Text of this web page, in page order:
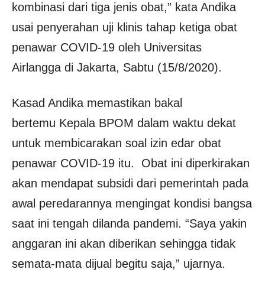
kombinasi dari tiga jenis obat,” kata Andika
usai penyerahan uji klinis tahap ketiga obat
penawar COVID-19 oleh Universitas
Airlangga di Jakarta, Sabtu (15/8/2020).
Kasad Andika memastikan bakal
bertemu Kepala BPOM dalam waktu dekat
untuk membicarakan soal izin edar obat
penawar COVID-19 itu. Obat ini diperkirakan
akan mendapat subsidi dari pemerintah pada
awal peredarannya mengingat kondisi bangsa
saat ini tengah dilanda pandemi. “Saya yakin
anggaran ini akan diberikan sehingga tidak
semata-mata dijual begitu saja,” ujarnya.